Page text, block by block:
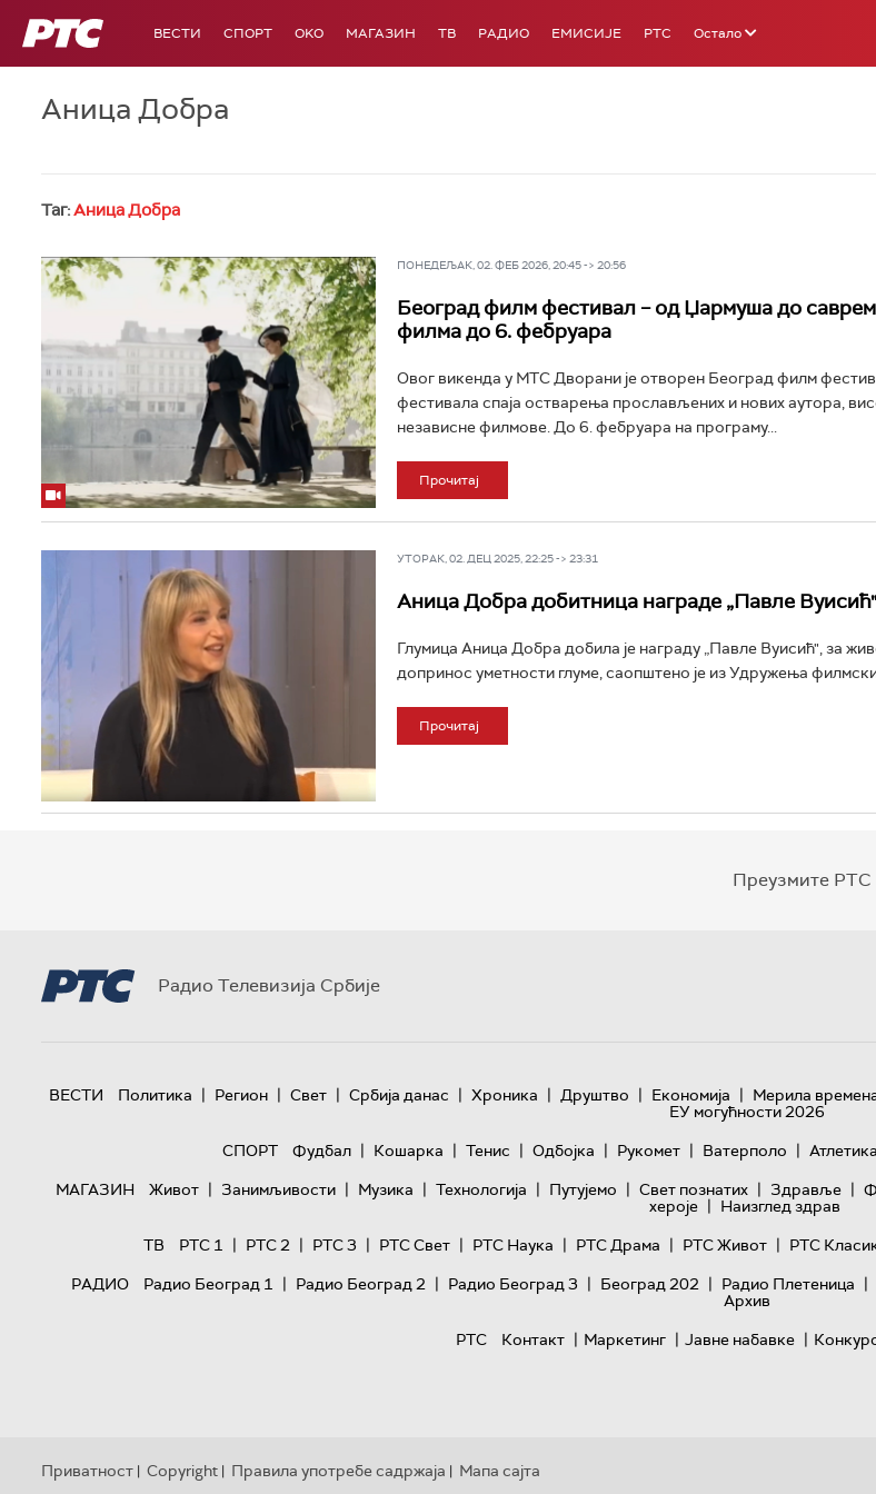
РТС ВЕСТИ СПОРТ OKO МАГАЗИН ТВ РАДИО ЕМИСИЈЕ РТС Остало
Аница Добра
Таг:Аница Добра
ПОНЕДЕЉАК, 02. ФЕБ 2026, 20:45 -> 20:56
Београд филм фестивал – од Џармуша до
филма до 6. фебруара
Овог викенда у МТС Дворани је отворен Београд филм
фестивала спаја остварења прослављених и нових аутора,
независне филмове. До 6. фебруара на програму...
Прочитај
УТОРАК, 02. ДЕЦ 2025, 22:25 -> 23:31
Аница Добра добитница награде „Павле Вуисић"
Глумица Аница Добра добила је награду „Павле Вуисић", за
допринос уметности глуме, саопштено је из Удружења
Прочитај
Преузмите РТС
Радио Телевизија Србије
ВЕСТИ Политика | Регион | Свет | Србија данас | Хроника | Друштво | Економија | Мерила
ЕУ могућности 2026
СПОРТ
Фудбал | Кошарка | Тенис | Одбојка | Рукомет | Ватерполо | Атлетика
МАГАЗИН
Живот | Занимљивости | Музика | Технологијa | Путујемо | Свет познатих | Здравље |
хероје | Наизглед здрав
ТВ
РТС 1 | РТС 2 | РТС 3 | РТС Свет | РТС Наука | РТС Драма | РТС Живот | РТС
РАДИО
Радио Београд 1 | Радио Београд 2 | Радио Београд 3 | Београд 202 | Радио Плетеница |
Архив
РТС
Контакт | Маркетинг | Јавне набавке |
Приватност | Copyright | Правила употребе садржаја | Мапа сајта